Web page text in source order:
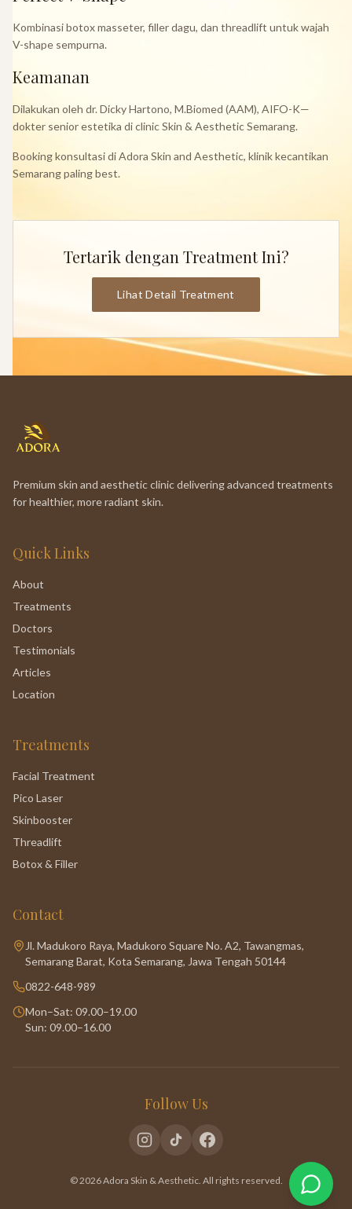
Kombinasi botox masseter, filler dagu, dan threadlift untuk wajah
V-shape sempurna.
Keamanan
Dilakukan oleh dr. Dicky Hartono, M.Biomed (AAM), AIFO-K—
dokter senior estetika di clinic Skin & Aesthetic Semarang.
Booking konsultasi di Adora Skin and Aesthetic, klinik kecantikan
Semarang paling best.
Tertarik dengan Treatment Ini?
Lihat Detail Treatment
Premium skin and aesthetic clinic delivering advanced treatments
for healthier, more radiant skin.
Quick Links
About
Treatments
Doctors
Testimonials
Articles
Location
Treatments
Facial Treatment
Pico Laser
Skinbooster
Threadlift
Botox & Filler
Contact
Jl. Madukoro Raya, Madukoro Square No. A2, Tawangmas,
Semarang Barat, Kota Semarang, Jawa Tengah 50144
0822-648-989
Mon–Sat: 09.00–19.00
Sun: 09.00–16.00
Follow Us
© 2026 Adora Skin & Aesthetic. All rights reserved.